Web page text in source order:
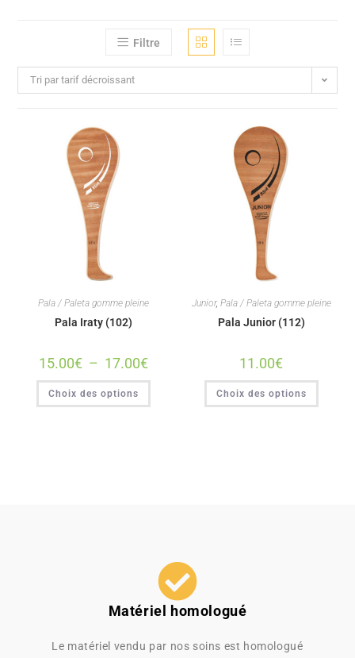
Filtre
Tri par tarif décroissant
Pala / Paleta gomme pleine
Pala Iraty (102)
15.00€ – 17.00€
Choix des options
Junior, Pala / Paleta gomme pleine
Pala Junior (112)
11.00€
Choix des options
Matériel homologué
Le matériel vendu par nos soins est homologué